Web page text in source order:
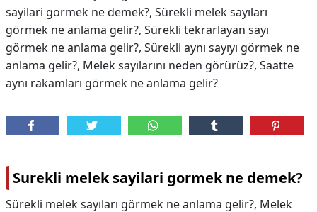
sayilari gormek ne demek?, Sürekli melek sayıları
görmek ne anlama gelir?, Sürekli tekrarlayan sayı
görmek ne anlama gelir?, Sürekli aynı sayıyı görmek ne
anlama gelir?, Melek sayılarını neden görürüz?, Saatte
aynı rakamları görmek ne anlama gelir?
Surekli melek sayilari gormek ne demek?
Sürekli melek sayıları görmek ne anlama gelir?, Melek